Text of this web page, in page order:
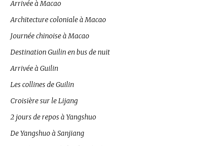
Arrivée à Macao
Architecture coloniale à Macao
Journée chinoise à Macao
Destination Guilin en bus de nuit
Arrivée à Guilin
Les collines de Guilin
Croisière sur le Lijang
2 jours de repos à Yangshuo
De Yangshuo à Sanjiang